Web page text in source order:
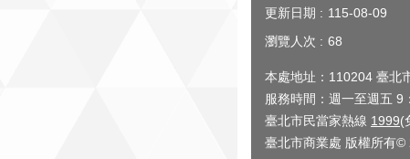
更新日期
115-08-09
瀏覽人次
68
本處地址：110204 臺北
服務時間：週一至週五
臺北市民當家熱線 1999(
臺北市商業處 版權所有